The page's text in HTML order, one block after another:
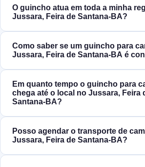
O guincho atua em toda a minha
Jussara, Feira de Santana‑BA?
Como saber se um guincho para
Jussara, Feira de Santana‑BA é
Em quanto tempo o guincho para
chega até o local no Jussara, Feira
Santana‑BA?
Posso agendar o transporte de
Jussara, Feira de Santana‑BA?